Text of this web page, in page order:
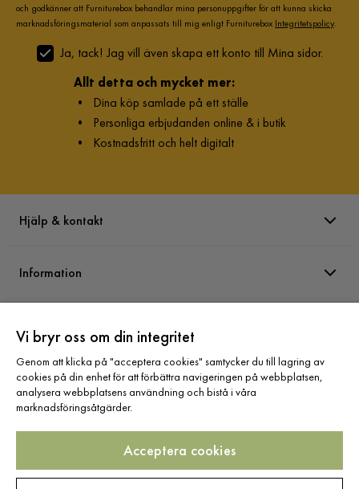
och godkänner att Furniturebox behandlar mina personuppgifter för att kunna skicka
marknadsföringsmaterial som anpassats till mig enligt Furniturebox Integritetspolicy.
Ja, tack! Jag vill även skapa ett konto till Mina sidor.
Allt detta och mycket mer:
• Dina köp samlade på ett ställe
• Personliga erbjudanden online & i butik
• Kostnadsfritt och helt digitalt
Hjälp & kontakt
Information
Sortiment
Följ oss
Vi bryr oss om din integritet
Genom att klicka på "acceptera cookies" samtycker du till lagring av
cookies på din enhet för att förbättra navigeringen på webbplatsen,
analysera webbplatsens användning och bistå i våra
marknadsföringsåtgärder.
Acceptera cookies